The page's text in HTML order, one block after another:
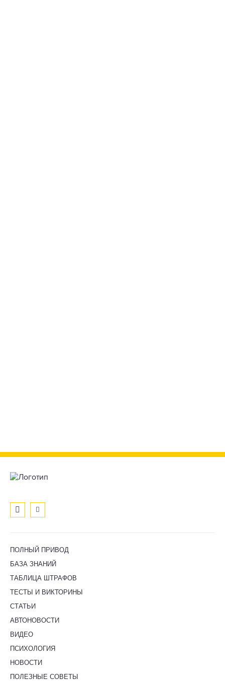
ПОЛНЫЙ ПРИВОД
БАЗА ЗНАНИЙ
ТАБЛИЦА ШТРАФОВ
ТЕСТЫ И ВИКТОРИНЫ
СТАТЬИ
АВТОНОВОСТИ
ВИДЕО
ПСИХОЛОГИЯ
НОВОСТИ
ПОЛЕЗНЫЕ СОВЕТЫ